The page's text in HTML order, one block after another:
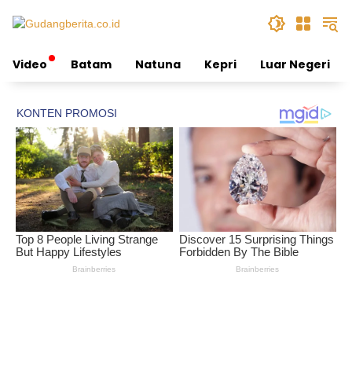
Video Batam Natuna Kepri Luar Negeri